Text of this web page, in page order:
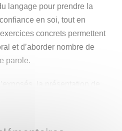
langage pour prendre la
en soi, tout en
concrets permettent
et d’aborder nombre de
parole.
et chercheurs n’ont